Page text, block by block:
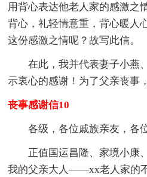
用背心表达他老人家的感激之
背心，礼轻情意重，背心暖人
这份感激之情呢？故写此信。
在此，我并代表妻子小燕
示衷心的感谢！为了父亲丧事
丧事感谢信10
各级，各位戚族亲友，各
正值国运昌隆、家境小康
我的父亲大人——xx老人家的